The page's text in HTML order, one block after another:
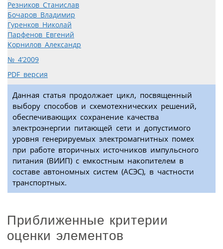
Резников Станислав
Бочаров Владимир
Гуренков Николай
Парфенов Евгений
Корнилов Александр
№ 4’2009
PDF версия
Данная статья продолжает цикл, посвященный
выбору способов и схемотехнических решений,
обеспечивающих сохранение качества
электроэнергии питающей сети и допустимого
уровня генерируемых электромагнитных помех
при работе вторичных источников импульсного
питания (ВИИП) с емкостным накопителем в
составе автономных систем (АСЭС), в частности
транспортных.
Приближенные критерии
оценки элементов